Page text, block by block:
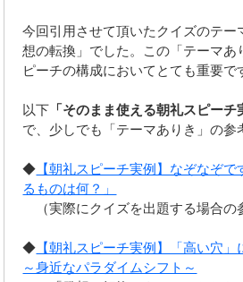
今回引用させて頂いたクイズのテー
想の転換」でした。この「テーマあ
ピーチの構成においてとても重要で
以下 「そのまま使える朝礼スピーチ
で、少しでも「テーマありき」の参
◆ 【朝礼スピーチ実例】なぞなぞで
るものは何？」
（実際にクイズを出題する場合の
◆ 【朝礼スピーチ実例】「高い穴
～身近なパラダイムシフト～